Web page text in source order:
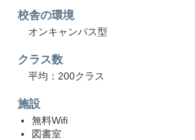
校舎の環境
オンキャンパス型
クラス数
平均：200クラス
施設
無料Wifi
図書室